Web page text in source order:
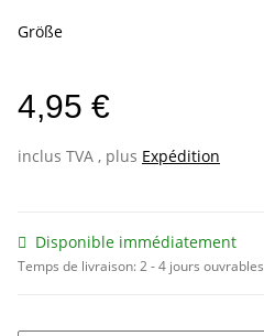
Größe
4,95 €
inclus TVA , plus Expédition
Disponible immédiatement
Temps de livraison:2 - 4 jours ouvrables